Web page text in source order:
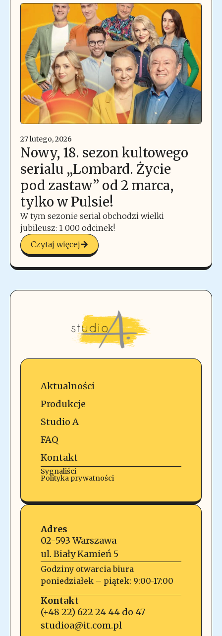
27 lutego, 2026
Nowy, 18. sezon kultowego
serialu „Lombard. Życie
pod zastaw” od 2 marca,
tylko w Pulsie!
W tym sezonie serial obchodzi wielki
jubileusz: 1 000 odcinek!
Czytaj więcej
Aktualności
Produkcje
Studio A
FAQ
Kontakt
Sygnaliści
Polityka prywatności
Adres
02-593 Warszawa
ul. Biały Kamień 5
Godziny otwarcia biura
poniedziałek – piątek: 9:00-17:00
Kontakt
(+48 22) 622 24 44 do 47
studioa@it.com.pl